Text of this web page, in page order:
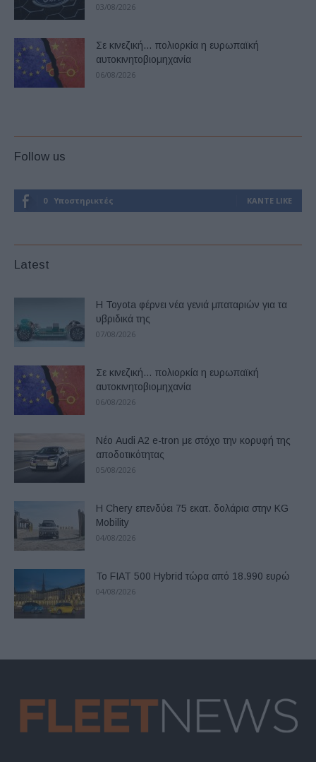
03/08/2026
Σε κινεζική… πολιορκία η ευρωπαϊκή
αυτοκινητοβιομηχανία
06/08/2026
Follow us
0 Υποστηρικτές ΚΆΝΤΕ LIKE
Latest
Η Toyota φέρνει νέα γενιά μπαταριών για τα
υβριδικά της
07/08/2026
Σε κινεζική… πολιορκία η ευρωπαϊκή
αυτοκινητοβιομηχανία
06/08/2026
Νέο Audi A2 e-tron με στόχο την κορυφή της
αποδοτικότητας
05/08/2026
Η Chery επενδύει 75 εκατ. δολάρια στην KG
Mobility
04/08/2026
Το FIAT 500 Hybrid τώρα από 18.990 ευρώ
04/08/2026